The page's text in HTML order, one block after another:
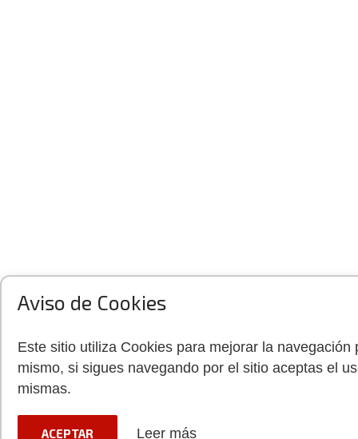
Aviso de Cookies
Este sitio utiliza Cookies para mejorar la navegación
mismo, si sigues navegando por el sitio aceptas el
mismas.
ACEPTAR Leer más